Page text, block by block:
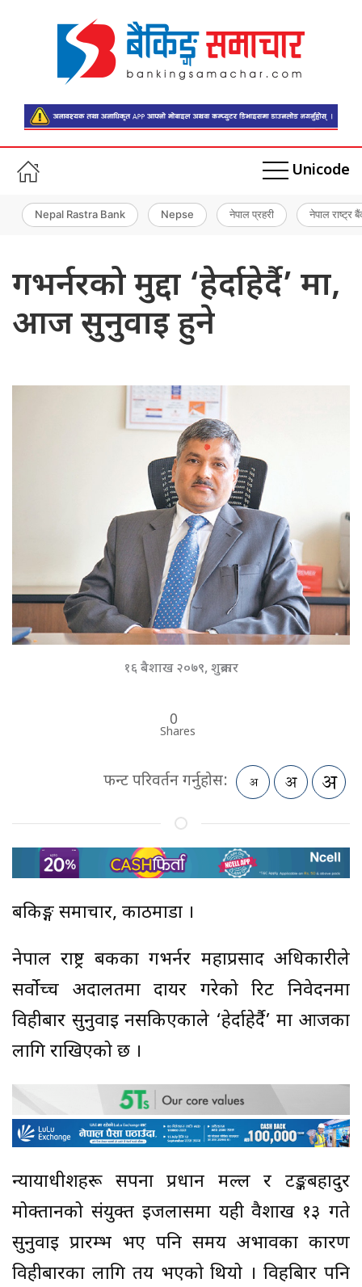
Unicode
Nepal Rastra Bank Nepse नेपाल प्रहरी नेपाल राष्ट्र
गभर्नरको मुद्दा ‘हेर्दाहेर्दै’ मा,
आज सुनुवाइ हुने
१६ बैशाख २०७९, शुक्रबार
0
Shares
फन्ट परिवर्तन गर्नुहोस:
बैंकिङ्ग समाचार, काठमाडौं ।
नेपाल राष्ट्र बैंकका गभर्नर महाप्रसाद अधिकारीले
सर्वोच्च अदालतमा दायर गरेको रिट निवेदनमा
विहीबार सुनुवाइ नसकिएकाले ‘हेर्दाहेर्दै’ मा आजका
लागि राखिएको छ ।
न्यायाधीशहरू सपना प्रधान मल्ल र टङ्कबहादुर
मोक्तानको संयुक्त इजलासमा यही वैशाख १३ गते
सुनुवाइ प्रारम्भ भए पनि समय अभावका कारण
विहीबारका लागि तय भएको थियो । विहबिार पनि